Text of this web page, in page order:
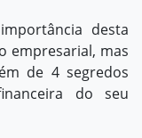
desta
empresarial, mas
de 4 segredos
do seu